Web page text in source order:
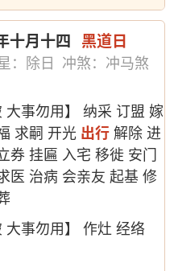
十月十四 黑道日
：除日
冲煞：冲马煞
大事勿用】 纳采 订盟 嫁
求嗣 开光 出行 解除 进
券 挂匾 入宅 移徙 安门
医 治病 会亲友 起基 修
大事勿用】 作灶 经络